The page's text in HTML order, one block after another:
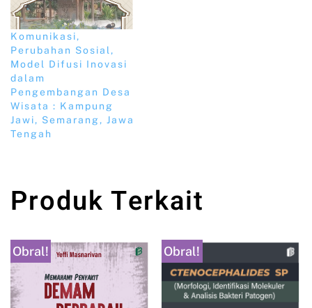
Komunikasi,
Perubahan Sosial,
Model Difusi Inovasi
dalam
Pengembangan Desa
Wisata : Kampung
Jawi, Semarang, Jawa
Tengah
Produk Terkait
Obral! Obral!